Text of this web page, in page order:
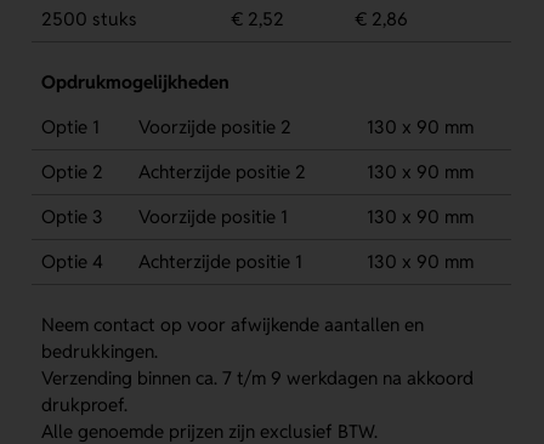
2500 stuks
€ 2,52 € 2,86
Opdrukmogelijkheden
Optie 1
Voorzijde positie 2
130 x 90 mm
Optie 2
Achterzijde positie 2
130 x 90 mm
Optie 3
Voorzijde positie 1
130 x 90 mm
Optie 4
Achterzijde positie 1 130 x 90 mm
Neem contact op voor afwijkende aantallen en
bedrukkingen.
Verzending binnen ca. 7 t/m 9 werkdagen na akkoord
drukproef.
Alle genoemde prijzen zijn exclusief BTW.